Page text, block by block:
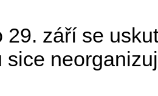
29. září se
sice